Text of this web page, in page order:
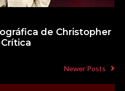
de Christopher
Newer Posts